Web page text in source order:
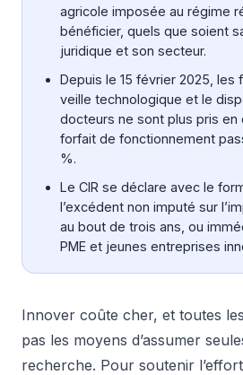
agricole imposée au régime
bénéficier, quels que soient
juridique et son secteur.
Depuis le 15 février 2025, les
veille technologique et le
docteurs ne sont plus pris en
forfait de fonctionnement
%.
Le CIR se déclare avec le
l’excédent non imputé sur
au bout de trois ans, ou
PME et jeunes entreprises
Innover coûte cher, et toutes
pas les moyens d’assumer
recherche. Pour soutenir